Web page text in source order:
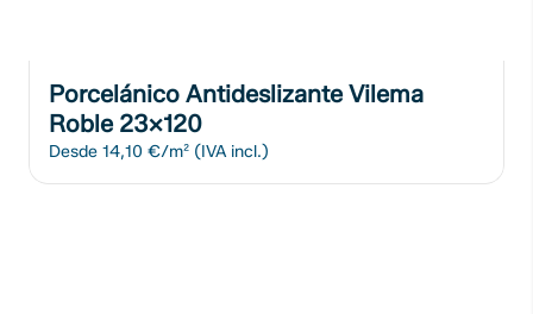
Porcelánico Antideslizante Vilema
Roble 23x120
Desde 14,10 €/m² (IVA incl.)